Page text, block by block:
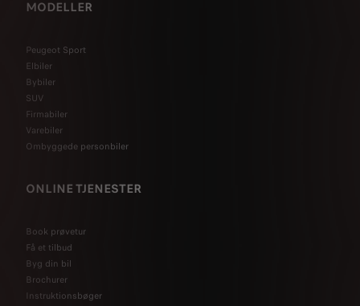
MODELLER
Peugeot Sport
Elbiler
Bybiler
SUV
Firmabiler
Varebiler
Ombyggede personbiler
ONLINE TJENESTER
Book prøvetur
Få et tilbud
Byg din bil
Brochurer
Instruktionsbøger